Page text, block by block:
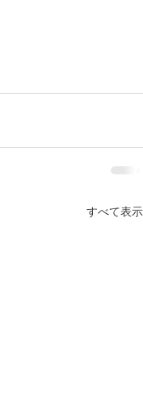
すべて表示